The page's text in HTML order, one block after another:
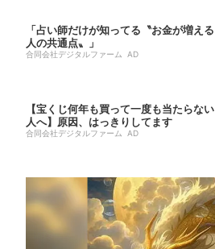
「占い師だけが知ってる〝お金が増える
人の共通点〟」
合同会社デジタルファーム AD
【宝くじ何年も買って一度も当たらない
人へ】原因、はっきりしてます
合同会社デジタルファーム AD